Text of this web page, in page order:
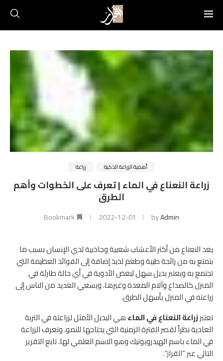
أهمية الزراعة الذكية زراعة
زراعة النعناع في الماء | تعرف على الخطوات وأهم
الطرق
byAdmin
2022-12-01
Bookmark
يعد النعناع من أكثر الأعشاب شعبية وجاذبية لدي الإنسان بسبب ما
بتمتع به من رائحة طيبة وطعم لذيذ إضافة إلى الفوائد العظيمة التي
تجتمع به ويعتبر بديل سهل لبعض الأدوية في أي حالة طارئة في
المنزل كالصداع وآلام المعدة وغيرها، ويسعي العديد من الناس إلى
زراعته في المنزل بأسهل الطرق.
تعتبرزراعة النعناع في الماءهي البديل الأمثل لزراعته في التربة
العادية نظراً لقصر الفترة الزمنية التي يحتاجها للنمو، وتعرف الزراعة
في الماء باسم الهيدروبونيك وهو الاسم العلمي لها، تابع التقرير
التالي عبر “القرار“.